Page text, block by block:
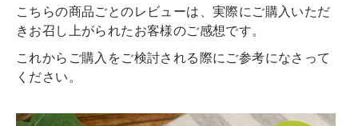
こちらの商品ごとのレビューは、実際にご購入いただ
きお召し上がられたお客様のご感想です。
これからご購入をご検討される際にご参考になさって
ください。